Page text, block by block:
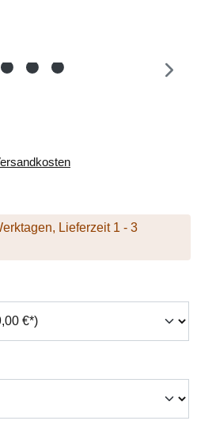
Lieferzeit 1 - 3